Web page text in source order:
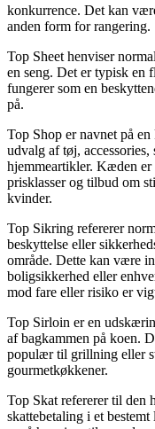
konkurrence. Det kan
anden form for rangering.
Top Sheet henviser
en seng. Det er typisk en
fungerer som en
på.
Top Shop er navnet på
udvalg af tøj,
hjemmeartikler. Kæden
prisklasser og tilbud om
kvinder.
Top Sikring refererer
beskyttelse eller
område. Dette kan være
boligsikkerhed eller
mod fare eller risiko er
Top Sirloin er en
af bagkammen på koen.
populær til grillning eller
gourmetkøkkener.
Top Skat refererer til den
skattebetaling i et